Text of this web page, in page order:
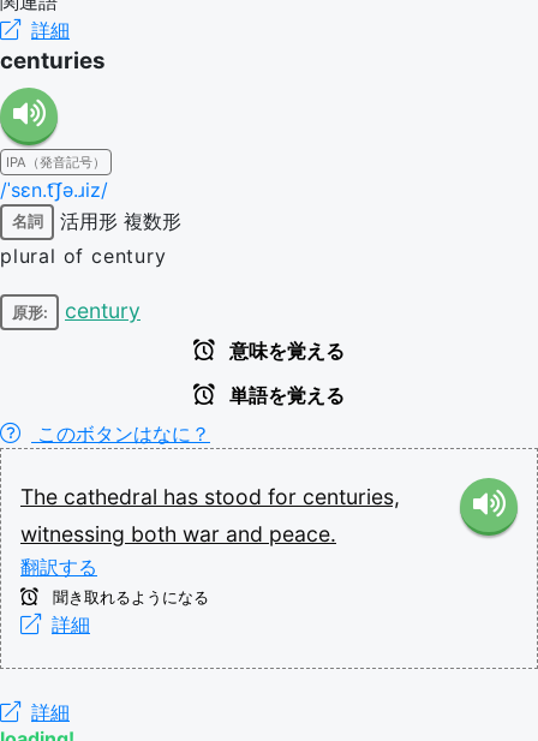
詳細
centuries
IPA（発音記号）
/ˈsɛn.t͡ʃə.ɹiz/
名詞 活用形 複数形
plural of century
原形: century
意味を覚える
単語を覚える
このボタンはなに？
The cathedral has stood for centuries,
witnessing both war and peace.
翻訳する
聞き取れるようになる
詳細
詳細